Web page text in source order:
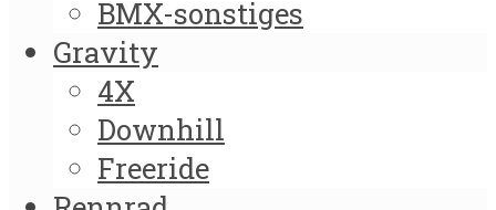
BMX-sonstiges
Gravity
4X
Downhill
Freeride